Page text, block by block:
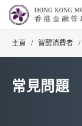
主頁 / 智醒消費者 /
常見問題